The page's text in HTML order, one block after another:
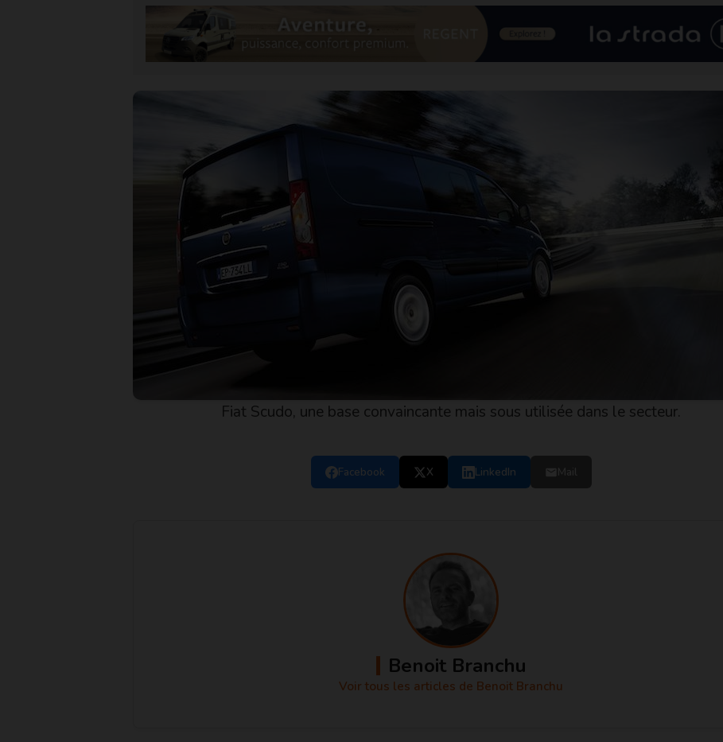
Fiat Scudo, une base convaincante mais sous utilisée dans le secteur.
Facebook X LinkedIn
Benoit Branchu
Voir tous les articles de Benoit Branchu